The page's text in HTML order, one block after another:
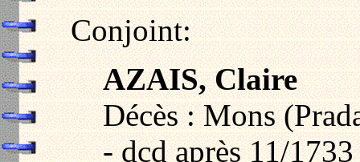
Conjoint:
AZAIS, Claire
Décès : Mons
- dcd après 11/